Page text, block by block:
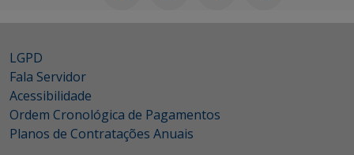
LGPD
Fala Servidor
Acessibilidade
Ordem Cronológica de Pagamentos
Planos de Contratações Anuais